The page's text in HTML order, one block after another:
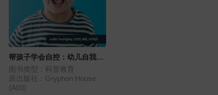
帮孩子学会自控：幼儿自我调
节的实用策略
图书类型：科普教育
原出版社：Gryphon House
(A03)